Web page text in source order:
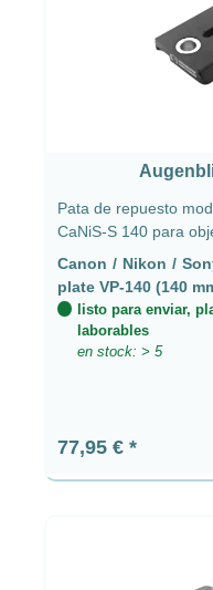
Pata de repuesto
CaNiS-S 140 para
- Placa de video VP-
Canon / Nikon /
plate VP-140 (140
listo para enviar,
laborables
en stock: > 5
Precio normal:
77,95 €